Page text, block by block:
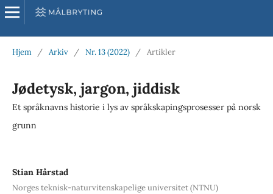
Hjem / Arkiv / Nr. 13 (2022) / Artikler
Jødetysk, jargon, jiddisk
Et språknavns historie i lys av språkskapingsprosesser på norsk
grunn
Stian Hårstad
Norges teknisk-naturvitenskapelige universitet (NTNU)